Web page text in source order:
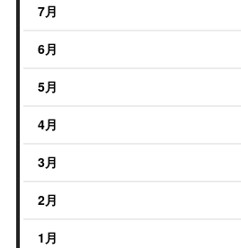
7月
6月
5月
4月
3月
2月
1月